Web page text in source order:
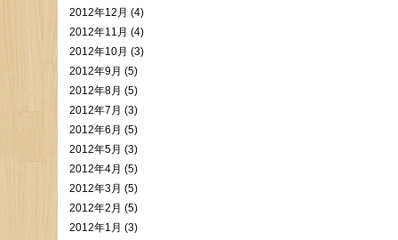
2012年12月 (4)
2012年11月 (4)
2012年10月 (3)
2012年9月 (5)
2012年8月 (5)
2012年7月 (3)
2012年6月 (5)
2012年5月 (3)
2012年4月 (5)
2012年3月 (5)
2012年2月 (5)
2012年1月 (3)